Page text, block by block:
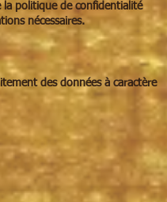
la politique de confidentialité
nécessaires.
des données à caractère